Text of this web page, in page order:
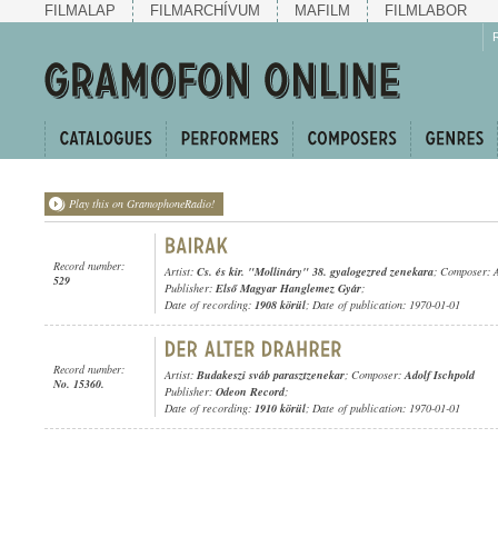
FILMALAP FILMARCHÍVUM MAFILM FILMLABOR
Play this on GramophoneRadio!
Record number:
529
Artist: Cs. és kir. "Mollináry" 38. gyalogezred zenekara; Composer:
Publisher: Első Magyar Hanglemez Gyár;
Date of recording: 1908 körül; Date of publication: 1970-01-01
Record number:
No. 15360.
Artist: Budakeszi sváb parasztzenekar; Composer:Adolf Ischpold
Publisher: Odeon Record;
Date of recording: 1910 körül; Date of publication: 1970-01-01